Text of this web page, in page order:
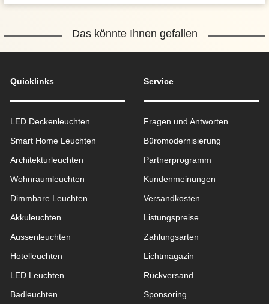
Das könnte Ihnen gefallen
Quicklinks
LED Deckenleuchten
Smart Home Leuchten
Architekturleuchten
Wohnraum­leuchten
Dimmbare Leuchten
Akkuleuchten
Aussen­leuchten
Hotelleuchten
LED Leuchten
Badleuchten
Service
Fragen und Antworten
Büromodernisierung
Partnerprogramm
Kundenmeinungen
Versandkosten
Listungspreise
Zahlungsarten
Lichtmagazin
Rückversand
Sponsoring